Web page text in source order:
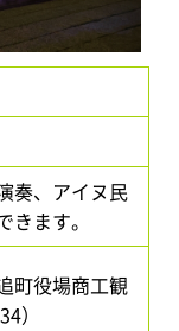
奏、アイヌ民
ます。
町役場商工観
）